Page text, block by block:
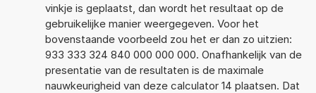
vinkje is geplaatst, dan wordt het resultaat op de
gebruikelijke manier weergegeven. Voor het
bovenstaande voorbeeld zou het er dan zo uitzien:
933 333 324 840 000 000 000. Onafhankelijk van de
presentatie van de resultaten is de maximale
nauwkeurigheid van deze calculator 14 plaatsen. Dat